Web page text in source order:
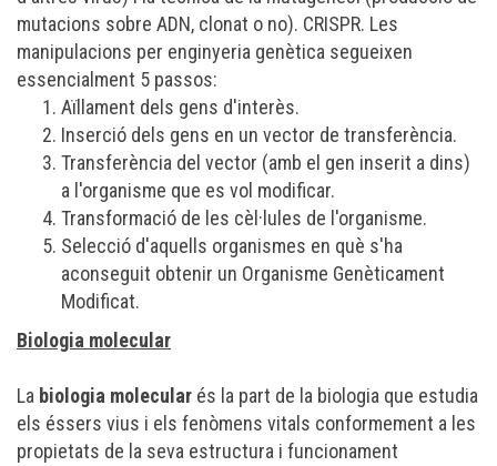
mutacions sobre ADN, clonat o no). CRISPR. Les
manipulacions per enginyeria genètica segueixen
essencialment 5 passos:
Aïllament dels gens d'interès.
Inserció dels gens en un vector de transferència.
Transferència del vector (amb el gen inserit a dins)
a l'organisme que es vol modificar.
Transformació de les cèl·lules de l'organisme.
Selecció d'aquells organismes en què s'ha
aconseguit obtenir un Organisme Genèticament
Modificat.
Biologia molecular
La biologia molecular és la part de la biologia que estudia
els éssers vius i els fenòmens vitals conformement a les
propietats de la seva estructura i funcionament